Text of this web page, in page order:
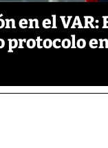
en el
protocolo